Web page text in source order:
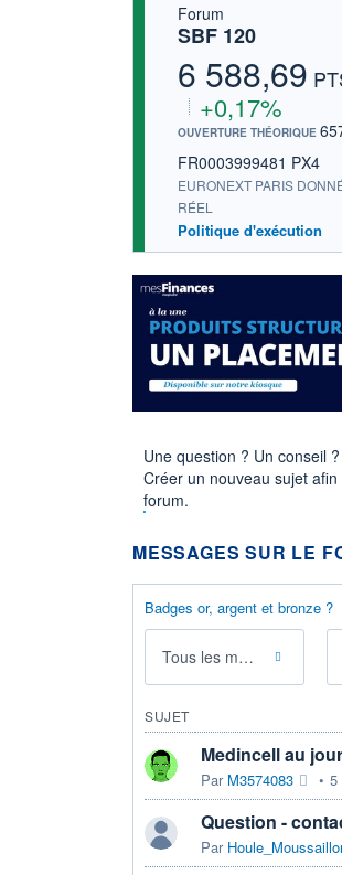
Forum
SBF 120
6 588,69
+0,17%
OUVERTURE THÉORIQUE
FR0003999481 PX4
EURONEXT PARIS
RÉEL
Politique d'exécution
Une question ? Un conseil ?
Créer un nouveau sujet
forum.
MESSAGES SUR LE
Badges or, argent et bronze ?
Tous les messages
SUJET
Medincell au
Par M3574083 • 5
Question -
Par